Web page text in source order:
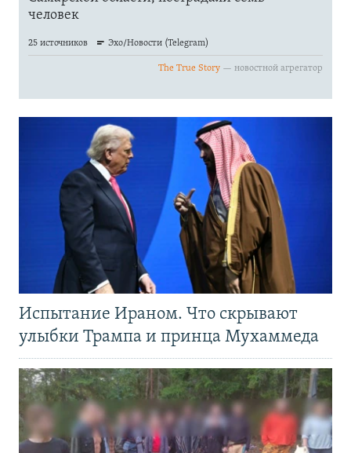
Испытание Ираном. Что скрывают
улыбки Трампа и принца Мухаммеда